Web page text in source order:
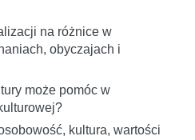
na różnice w
obyczajach i
może pomóc w
kultura, wartości